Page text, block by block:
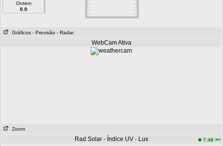
Ontem
0.0
Gráficos - Previsão - Radar
WebCam Ativa
Zoom
Rad Solar - Índice UV - Lux 7:48 am